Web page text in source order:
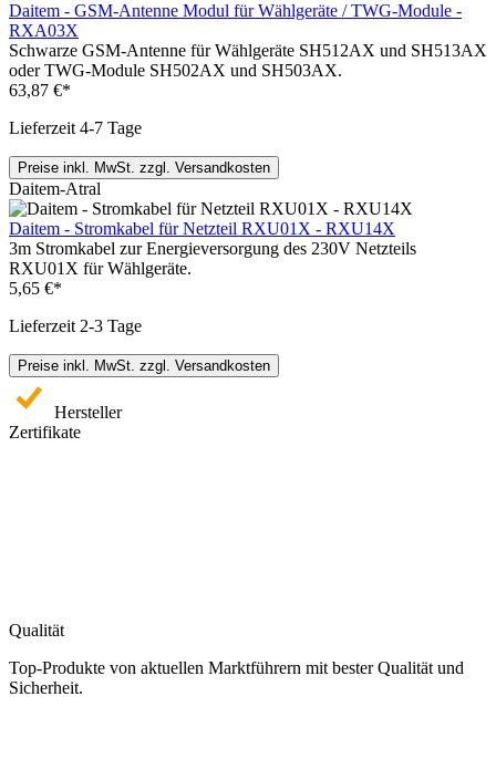
Daitem - GSM-Antenne Modul für Wählgeräte / TWG-Module -
RXA03X
Schwarze GSM-Antenne für Wählgeräte SH512AX und SH513AX
oder TWG-Module SH502AX und SH503AX.
63,87 €*
Lieferzeit 4-7 Tage
Preise inkl. MwSt. zzgl. Versandkosten
Daitem-Atral
Daitem - Stromkabel für Netzteil RXU01X - RXU14X
3m Stromkabel zur Energieversorgung des 230V Netzteils
RXU01X für Wählgeräte.
5,65 €*
Lieferzeit 2-3 Tage
Preise inkl. MwSt. zzgl. Versandkosten
Hersteller
Zertifikate
Qualität
Top-Produkte von aktuellen Marktführern mit bester Qualität und
Sicherheit.